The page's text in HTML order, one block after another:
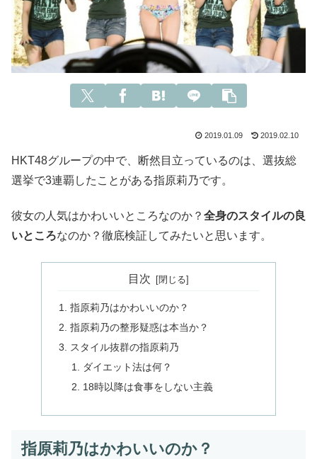
2019.01.09 2019.02.10
HKT48グループの中で、断然目立っているのは、選抜総
選挙で3連覇したことがある指原莉乃です。
彼女の人気はかわいいところなのか？ 全身のスタイルの良
いところなのか？徹底検証してみたいと思います。
目次
指原莉乃はかわいいのか？
指原莉乃の整形疑惑は本当か？
スタイル抜群の指原莉乃
ダイエット法は何？
18時以降は食事をしない主義
指原莉乃はかわいいのか？